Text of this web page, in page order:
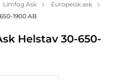
Limfog Ask
Europeisk ask
1900 AB
Helstav 30-650-